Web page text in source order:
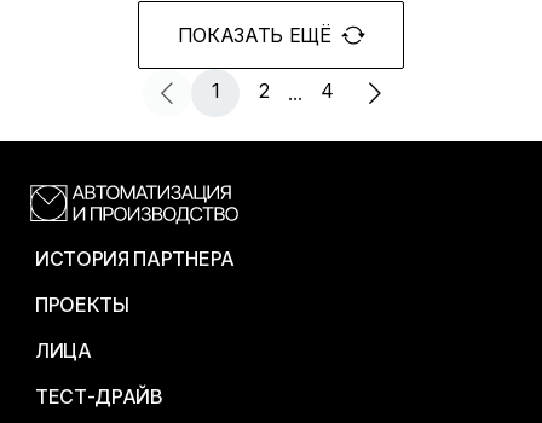
ПОКАЗАТЬ ЕЩЁ
1 2 ... 4
ИСТОРИЯ ПАРТНЕРА
ПРОЕКТЫ
ЛИЦА
ТЕСТ-ДРАЙВ